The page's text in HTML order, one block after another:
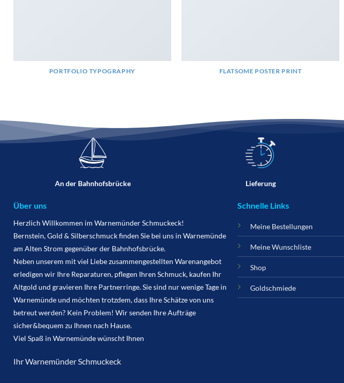
PORTFOLIO TYPOGRAPHY FLATSOME POSTER PRINT
An der Bahnhofsbrücke Lieferung
Über uns
Herzlich Willkommen im Warnemünder Schmuckeck!
Bernstein, Gold & Silberschmuck finden Sie bei uns in Warnemünde
am Alten Strom gegenüber der Bahnhofsbrücke.
Neben unserem mit viel Liebe zusammengestellten Warenangebot
erledigen wir Ihre Reparaturen, pflegen Ihren Schmuck, kaufen Ihr
Altgold und gravieren Ihre Partnerringe. Sie sind nur wenige Tage in
Warnemünde und möchten trotzdem, dass Ihre Schätze von uns
betreut werden? Kein Problem! Wir senden Ihre Aufträge
sicher&bequem zu Ihnen nach Hause.
Viel Spaß in Warnemünde wünscht Ihnen
Ihr Warnemünder Schmuckeck
Schnelle Links
Meine Bestellungen
Meine Wunschliste
Shop
Goldschmiede